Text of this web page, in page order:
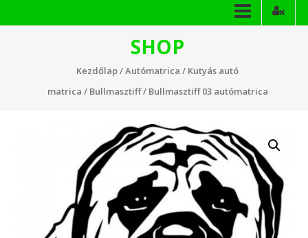
SHOP
Kezdőlap/Autómatrica / Kutyás autó
matrica / Bullmasztiff/ Bullmasztiff 03 autómatrica